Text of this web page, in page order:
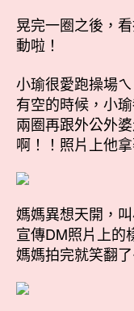
晃完一圈之後，
動啦！
小瑜很愛跑操場
有空的時候，小
兩圈再跟外公外
啊！！照片上他
媽媽異想天開，
宣傳DM照片上的
媽媽拍完就笑翻